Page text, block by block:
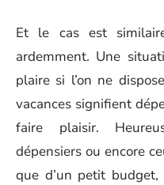
Et le cas est
ardemment. Une
plaire si l’on ne
vacances signifient
faire plaisir.
dépensiers ou encore
que d’un petit